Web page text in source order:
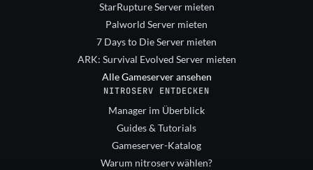
StarRupture Server mieten
Palworld Server mieten
7 Days to Die Server mieten
ARK: Survival Evolved Server mieten
Alle Gameserver ansehen
NITROSERV ENTDECKEN
Manager im Überblick
Guides & Tutorials
Gameserver-Katalog
Warum nitroserv wählen?